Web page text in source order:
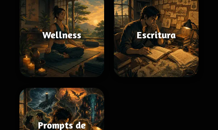
Wellness Escritura
Prompts de